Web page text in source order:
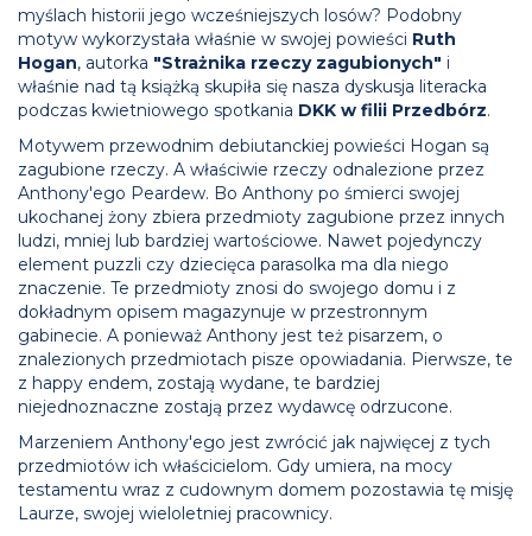
myślach historii jego wcześniejszych losów? Podobny
motyw wykorzystała właśnie w swojej powieści Ruth
Hogan, autorka "Strażnika rzeczy zagubionych" i
właśnie nad tą książką skupiła się nasza dyskusja literacka
podczas kwietniowego spotkania DKK w filii Przedbórz.
Motywem przewodnim debiutanckiej powieści Hogan są
zagubione rzeczy. A właściwie rzeczy odnalezione przez
Anthony'ego Peardew. Bo Anthony po śmierci swojej
ukochanej żony zbiera przedmioty zagubione przez innych
ludzi, mniej lub bardziej wartościowe. Nawet pojedynczy
element puzzli czy dziecięca parasolka ma dla niego
znaczenie. Te przedmioty znosi do swojego domu i z
dokładnym opisem magazynuje w przestronnym
gabinecie. A ponieważ Anthony jest też pisarzem, o
znalezionych przedmiotach pisze opowiadania. Pierwsze, te
z happy endem, zostają wydane, te bardziej
niejednoznaczne zostają przez wydawcę odrzucone.
Marzeniem Anthony'ego jest zwrócić jak najwięcej z tych
przedmiotów ich właścicielom. Gdy umiera, na mocy
testamentu wraz z cudownym domem pozostawia tę misję
Laurze, swojej wieloletniej pracownicy.